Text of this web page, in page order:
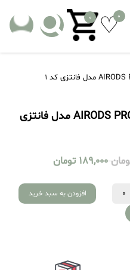
0
0
محافظ AIRODS PRO مدل فانتزی
189,000 تومان
افزودن به سبد خرید